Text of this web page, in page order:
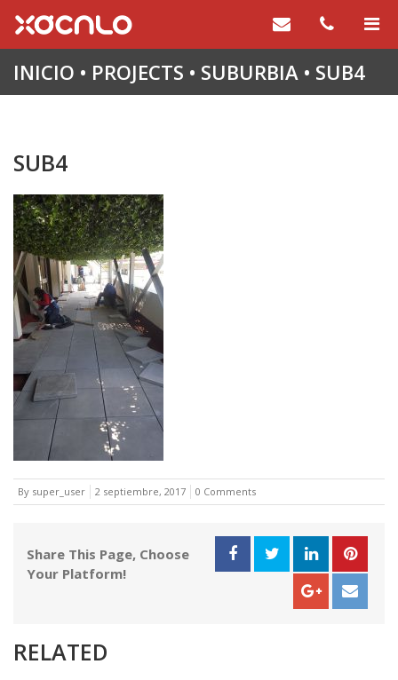
INICIO • PROJECTS • SUBURBIA • SUB4
SUB4
By super_user 2 septiembre, 2017 0 Comments
Share This Page, Choose
Your Platform!
RELATED